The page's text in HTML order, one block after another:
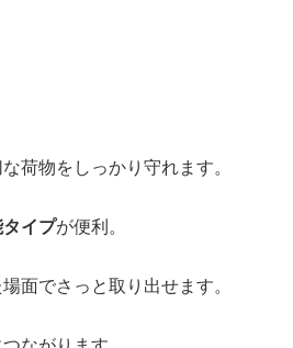
荷物をしっかり守れます。
イプが便利。
面でさっと取り出せます。